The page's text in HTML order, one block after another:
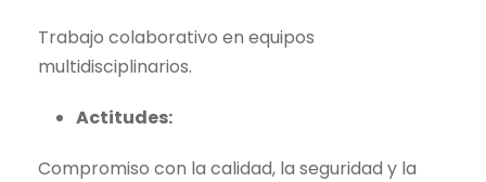
Trabajo colaborativo en equipos
multidisciplinarios.
Actitudes:
Compromiso con la calidad, la seguridad y la